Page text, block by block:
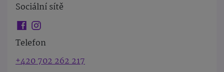
Sociální sítě
Telefon
+420 702 262 217